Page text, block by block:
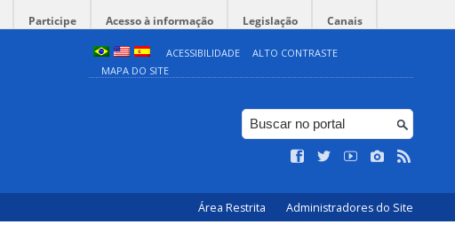
Participe Acesso à informação Legislação Canais
ACESSIBILIDADE
ALTO CONTRASTE
MAPA DO SITE
Área Restrita Administradores do Site